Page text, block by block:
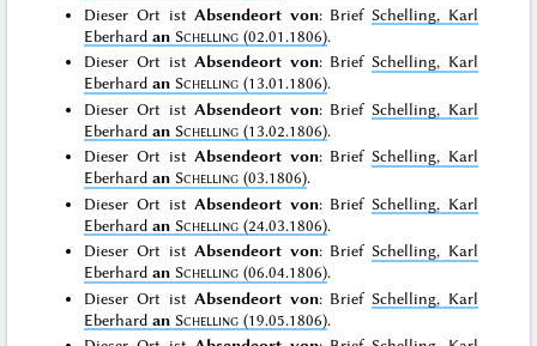
Dieser Ort ist Absendeort von: Brief Schelling, Karl
Eberhardan Schelling (02.01.1806).
Dieser Ort istAbsendeort von: BriefSchelling, Karl
Eberhardan Schelling (13.01.1806).
Dieser Ort ist Absendeort von: Brief Schelling, Karl
Eberhardan Schelling (13.02.1806).
Dieser Ort istAbsendeort von: BriefSchelling, Karl
Eberhardan Schelling (03.1806).
Dieser Ort ist Absendeort von: Brief Schelling, Karl
Eberhardan Schelling (24.03.1806).
Dieser Ort istAbsendeort von: BriefSchelling, Karl
Eberhardan Schelling (06.04.1806).
Dieser Ort ist Absendeort von: Brief Schelling, Karl
Eberhardan Schelling (19.05.1806).